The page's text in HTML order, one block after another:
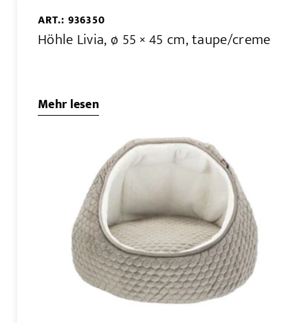
ART.: 936350
Höhle Livia, ø 55 × 45 cm, taupe/creme
Mehr lesen